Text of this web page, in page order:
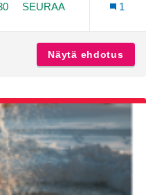
30 SEURAAJAA
SEURAA
1
Näytä ehdotus